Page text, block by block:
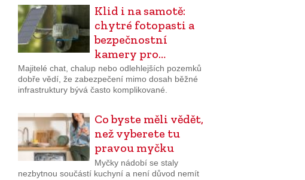
Klid i na samotě:
chytré fotopasti a
bezpečnostní
kamery pro…
Majitelé chat, chalup nebo odlehlejších pozemků
dobře vědí, že zabezpečení mimo dosah běžné
infrastruktury bývá často komplikované.
Co byste měli vědět,
než vyberete tu
pravou myčku
Myčky nádobí se staly
nezbytnou součástí kuchyní a není důvod nemít